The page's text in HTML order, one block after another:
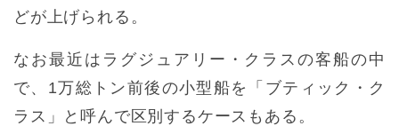
どが上げられる。
なお最近はラグジュアリー・クラスの客船の中
で、1万総トン前後の小型船を「ブティック・ク
ラス」と呼んで区別するケースもある。